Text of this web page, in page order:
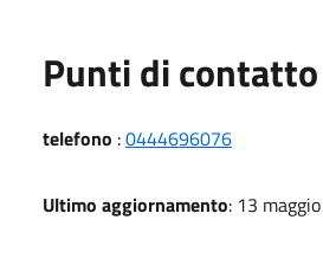
Punti di contatto
telefono :0444696076
Ultimo aggiornamento: 13